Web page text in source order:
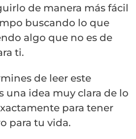
de manera más fácil
buscando lo que
algo que no es de
ti.
de leer este
una idea muy clara de lo
para tener
para tu vida.